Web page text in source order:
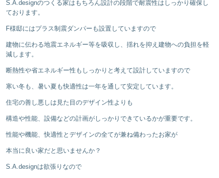
S.A.designのつくる家はもちろん設計の段階で耐震性はしっかり確保し
ております。
F様邸にはプラス制震ダンパーも設置していますので
建物に伝わる地震エネルギー等を吸収し、揺れを抑え建物への負担を軽
減します。
断熱性や省エネルギー性もしっかりと考えて設計していますので
寒い冬も、暑い夏も快適性は一年を通して安定しています。
住宅の善し悪しは見た目のデザイン性よりも
構造や性能、設備などの計画がしっかりできているかが重要です。
性能や機能、快適性とデザインの全てが兼ね備わったお家が
本当に良い家だと思いませんか？
S.A.designは欲張りなので